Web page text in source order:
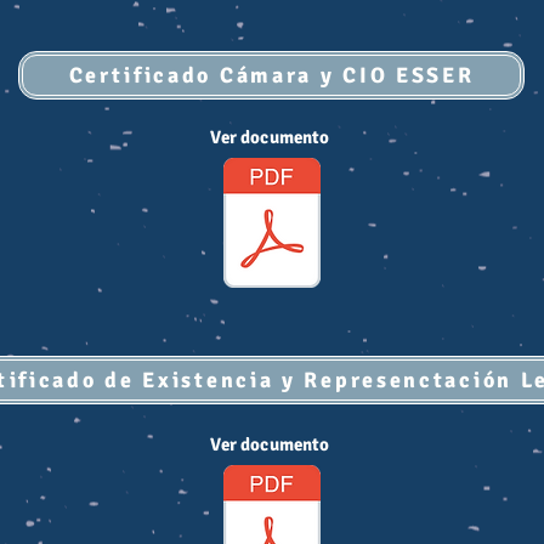
Certificado Cámara y CIO ESSER
Ver documento
de Existencia y Represenctación
Ver documento